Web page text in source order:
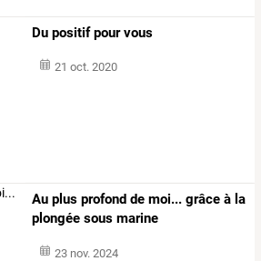
Du positif pour vous
21 oct. 2020
Au plus profond de moi... grâce à la
plongée sous marine
23 nov. 2024